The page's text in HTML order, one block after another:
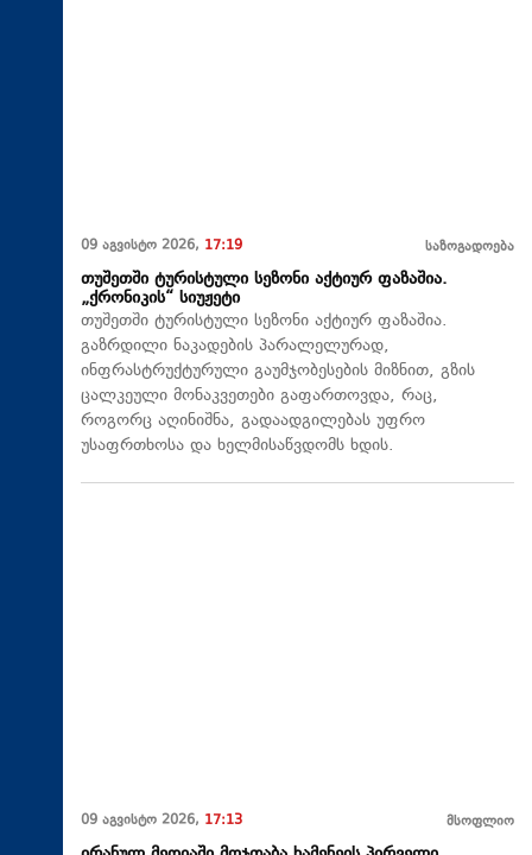
09 აგვისტო 2026, 17:19 საზოგადოება
თუშეთში ტურისტული სეზონი აქტიურ ფაზაშია.
„ქრონიკის“ სიუჟეტი
თუშეთში ტურისტული სეზონი აქტიურ ფაზაშია.
გაზრდილი ნაკადების პარალელურად,
ინფრასტრუქტურული გაუმჯობესების მიზნით, გზის
ცალკეული მონაკვეთები გაფართოვდა, რაც,
როგორც აღინიშნა, გადაადგილებას უფრო
უსაფრთხოსა და ხელმისაწვდომს ხდის.
09 აგვისტო 2026, 17:13 მსოფლიო